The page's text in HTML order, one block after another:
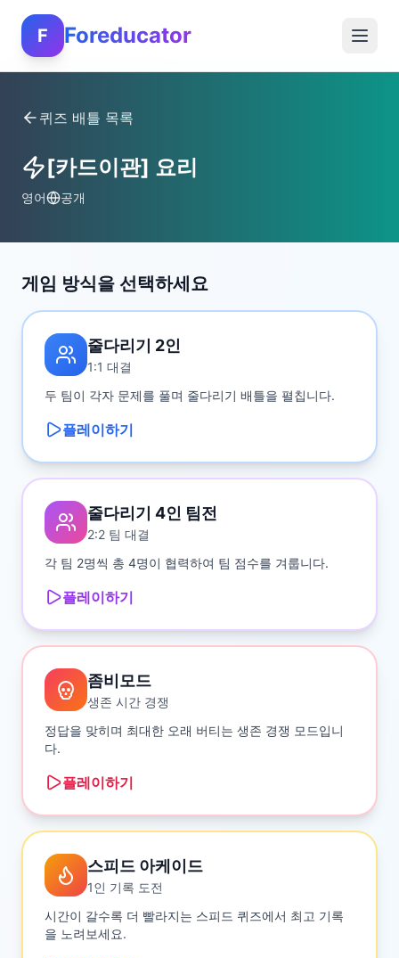
F Foreducator
퀴즈 배틀 목록
[카드이관] 요리
영어 공개
게임 방식을 선택하세요
줄다리기 2인
1:1 대결
두 팀이 각자 문제를 풀며 줄다리기 배틀을 펼칩니다.
플레이하기
줄다리기 4인 팀전
2:2 팀 대결
각 팀 2명씩 총 4명이 협력하여 팀 점수를 겨룹니다.
플레이하기
좀비모드
생존 시간 경쟁
정답을 맞히며 최대한 오래 버티는 생존 경쟁 모드입니
다.
플레이하기
스피드 아케이드
1인 기록 도전
시간이 갈수록 더 빨라지는 스피드 퀴즈에서 최고 기록
을 노려보세요.